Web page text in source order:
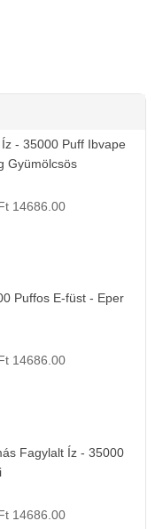
- 35000 Puff Ibvape
Gyümölcsös
14686.00
Puffos E-füst - Eper
14686.00
Fagylalt Íz - 35000
14686.00